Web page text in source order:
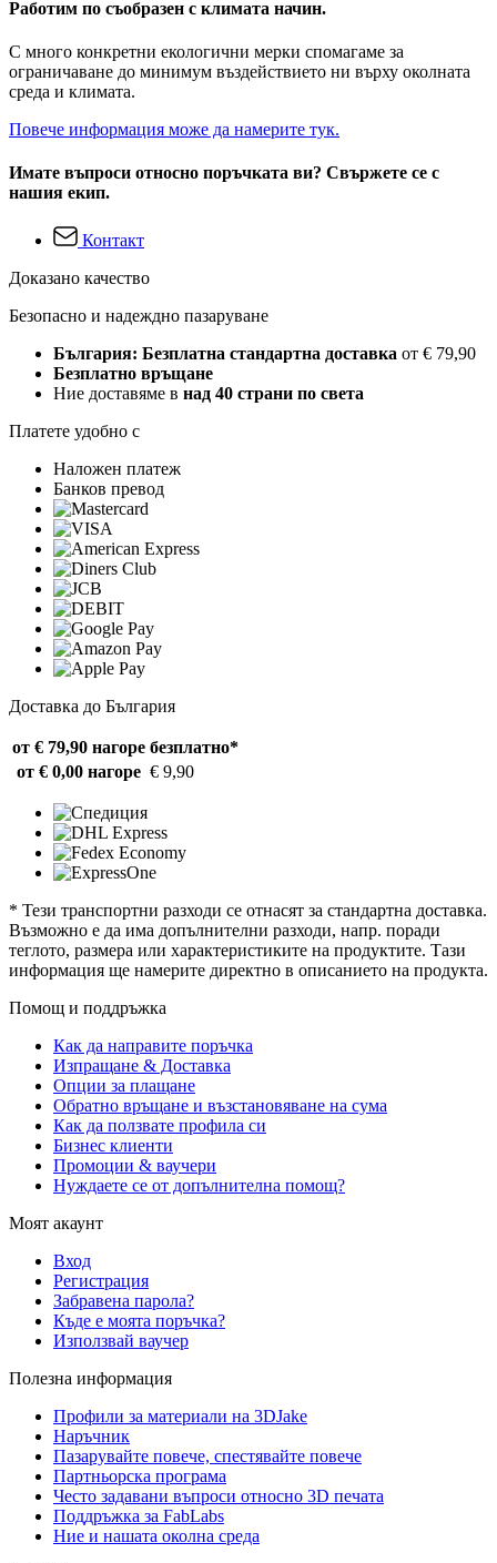
Работим по съобразен с климата начин.
С много конкретни екологични мерки спомагаме за
ограничаване до минимум въздействието ни върху околната
среда и климата.
Повече информация може да намерите тук.
Имате въпроси относно поръчката ви? Свържете се с
нашия екип.
Контакт
Доказано качество
Безопасно и надеждно пазаруване
България: Безплатна стандартна доставка от € 79,90
Безплатно връщане
Ние доставяме в над 40 страни по света
Платете удобно с
Наложен платеж
Банков превод
Доставка до България
от € 79,90 нагоре безплатно*
от € 0,00 нагоре € 9,90
* Тези транспортни разходи се отнасят за стандартна доставка.
Възможно е да има допълнителни разходи, напр. поради
теглото, размера или характеристиките на продуктите. Тази
информация ще намерите директно в описанието на продукта.
Помощ и поддръжка
Как да направите поръчка
Изпращане & Доставка
Опции за плащане
Обратно връщане и възстановяване на сума
Как да ползвате профила си
Бизнес клиенти
Промоции & ваучери
Нуждаете се от допълнителна помощ?
Моят акаунт
Вход
Регистрация
Забравена парола?
Къде е моята поръчка?
Използвай ваучер
Полезна информация
Профили за материали на 3DJake
Наръчник
Пазарувайте повече, спестявайте повече
Партньорска програма
Често задавани въпроси относно 3D печата
Поддръжка за FabLabs
Ние и нашата околна среда